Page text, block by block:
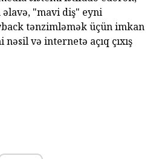
əlavə, "mavi diş" eyni
tənzimləmək üçün imkan
və internetə açıq çıxış